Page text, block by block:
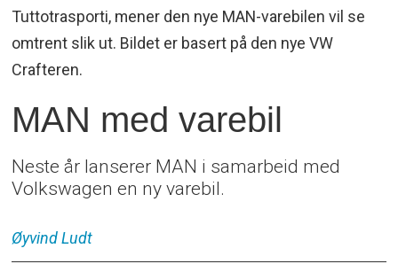
Tuttotrasporti, mener den nye MAN-varebilen vil se
omtrent slik ut. Bildet er basert på den nye VW
Crafteren.
MAN med varebil
Neste år lanserer MAN i samarbeid med
Volkswagen en ny varebil.
Øyvind Ludt